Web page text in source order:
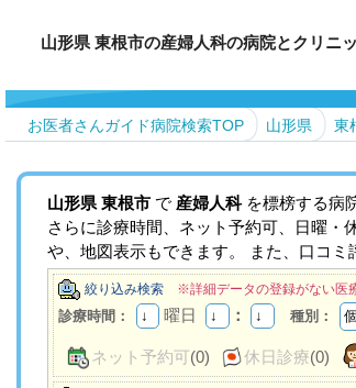
山形県 東根市の産婦人科の病院とクリニ
お医者さんガイド病院検索TOP 山形県 東
山形県 東根市 で 産婦人科を標榜する病
さらに診療時間、ネット予約可、日曜・
や、地図表示もできます。 また、口コ
絞り込み検索 ※詳細データの登録がない医
診療時間： 曜日 ： 種別：
ネット予約可(0) 休日診療(0)